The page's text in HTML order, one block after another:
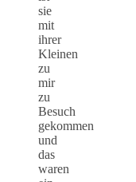
sie
mit
ihrer
Kleinen
zu
mir
zu
Besuch
gekommen
und
das
waren